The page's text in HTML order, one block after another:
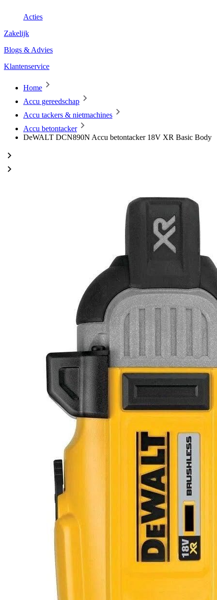
Acties
Zakelijk
Blogs & Advies
Klantenservice
Home
Accu gereedschap
Accu tackers & nietmachines
Accu betontacker
DeWALT DCN890N Accu betontacker 18V XR Basic Body